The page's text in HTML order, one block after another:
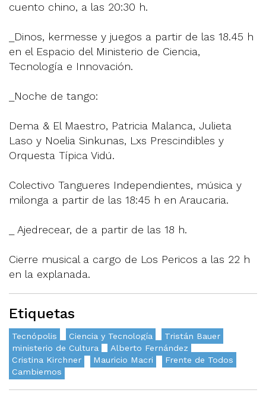
cuento chino, a las 20:30 h.
_Dinos, kermesse y juegos a partir de las 18.45 h
en el Espacio del Ministerio de Ciencia,
Tecnología e Innovación.
_Noche de tango:
Dema & El Maestro, Patricia Malanca, Julieta
Laso y Noelia Sinkunas, Lxs Prescindibles y
Orquesta Típica Vidú.
Colectivo Tangueres Independientes, música y
milonga a partir de las 18:45 h en Araucaria.
_ Ajedrecear, de a partir de las 18 h.
Cierre musical a cargo de Los Pericos a las 22 h
en la explanada.
Etiquetas
Tecnópolis Ciencia y Tecnología
Tristán Bauer
ministerio de Cultura
Alberto Fernández
Cristina Kirchner
Mauricio Macri
Frente de Todos
Cambiemos